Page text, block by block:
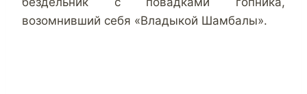
возомнивший себя «Владыкой Шамбалы».